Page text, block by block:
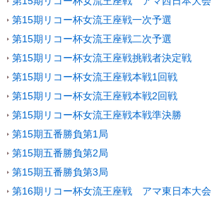
第15期リコー杯女流王座戦一次予選
第15期リコー杯女流王座戦二次予選
第15期リコー杯女流王座戦挑戦者決定戦
第15期リコー杯女流王座戦本戦1回戦
第15期リコー杯女流王座戦本戦2回戦
第15期リコー杯女流王座戦本戦準決勝
第15期五番勝負第1局
第15期五番勝負第2局
第15期五番勝負第3局
第16期リコー杯女流王座戦 アマ東日本大会